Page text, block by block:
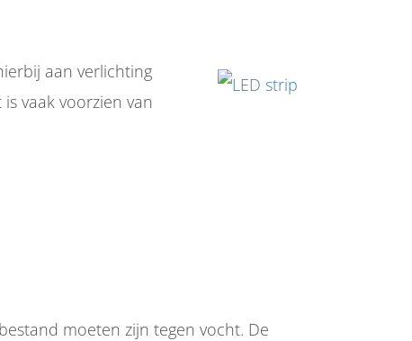
aan verlichting
vaak voorzien van
moeten zijn tegen vocht. De